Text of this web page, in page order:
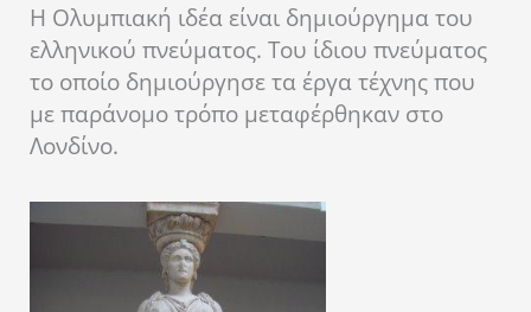
Η Ολυμπιακή ιδέα είναι δημιούργημα του
ελληνικού πνεύματος. Του ίδιου πνεύματος
το οποίο δημιούργησε τα έργα τέχνης που
με παράνομο τρόπο μεταφέρθηκαν στο
Λονδίνο.